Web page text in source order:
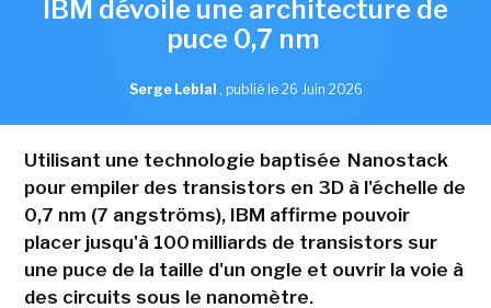
IBM dévoile une architecture de
puce 0,7 nm
Serge Leblal , publié le 26 Juin 2026
Utilisant une technologie baptisée Nanostack
pour empiler des transistors en 3D à l'échelle de
0,7 nm (7 angströms), IBM affirme pouvoir
placer jusqu'à 100 milliards de transistors sur
une puce de la taille d'un ongle et ouvrir la voie à
des circuits sous le nanomètre.